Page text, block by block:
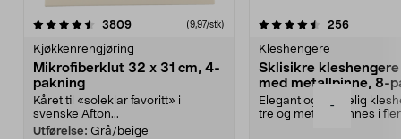
-
3809anmeldelser(9,97/stk)
Kjøkkenrengjøring
Mikrofiberklut 32 x 31 cm, 4-
pakning
Kåret til «soleklar favoritt» i
svenske Afton...
Utførelse: Grå/beige
4.5av 5 stjerner 256
Kleshengere
Sklisikre
med metallpinne, 8-
Elegant og skikkelig
tre og metall – finnes i
4.5av 5 stjerner